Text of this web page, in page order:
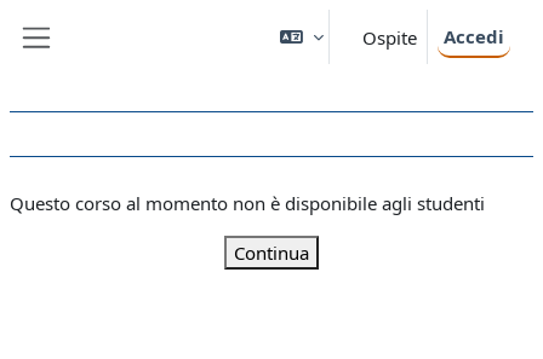
Ospite Accedi
Questo corso al momento non è disponibile agli studenti
Continua